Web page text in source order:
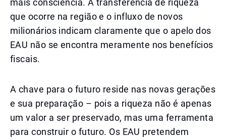
mais consciência. A transferência de riqueza
que ocorre na região e o influxo de novos
milionários indicam claramente que o apelo dos
EAU não se encontra meramente nos benefícios
fiscais.
A chave para o futuro reside nas novas gerações
e sua preparação – pois a riqueza não é apenas
um valor a ser preservado, mas uma ferramenta
para construir o futuro. Os EAU pretendem